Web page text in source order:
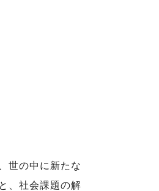
世の中に新たな
、社会課題の解